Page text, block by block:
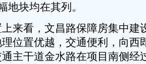
地块均在其列。
看，文昌路保障房集中建
位置优越，交通便利，向西
主干道金水路在项目南侧经